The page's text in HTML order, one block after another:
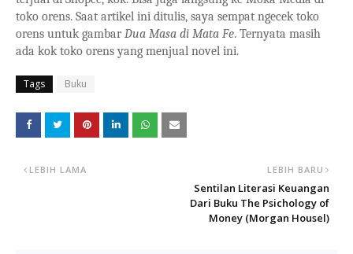
toko orens. Saat artikel ini ditulis, saya sempat ngecek toko
orens untuk gambarDua Masa di Mata Fe. Ternyata masih
ada kok toko orens yang menjual novel ini.
Tags Buku
LEBIH BARU
Sentilan Literasi Keuangan
Dari Buku The Psichology of
Money (Morgan Housel)
LEBIH LAMA